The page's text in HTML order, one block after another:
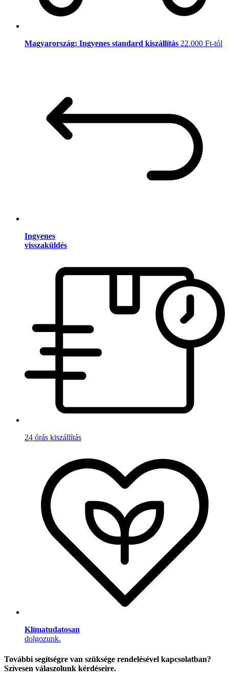
Magyarország: Ingyenes standard kiszállítás 22.000 Ft-tól
Ingyenes
visszaküldés
24 órás kiszállítás
Klímatudatosan
dolgozunk.
További segítségre van szüksége rendelésével kapcsolatban?
Szívesen válaszolunk kérdéseire.